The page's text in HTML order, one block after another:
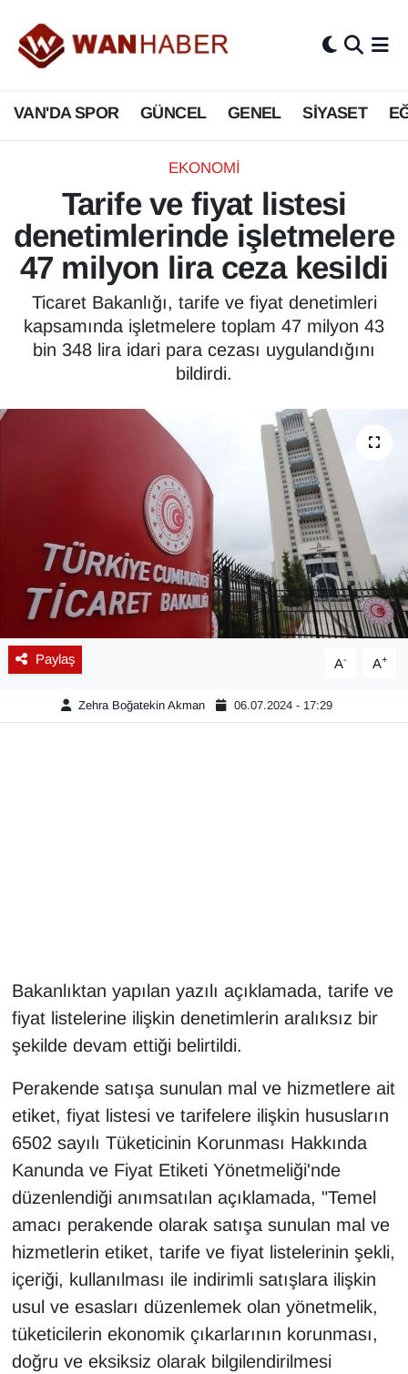
VAN'DA SPOR GÜNCEL GENEL SİYASET
EKONOMİ
Tarife ve fiyat listesi
denetimlerinde işletmelere
47 milyon lira ceza kesildi
Ticaret Bakanlığı, tarife ve fiyat denetimleri
kapsamında işletmelere toplam 47 milyon 43
bin 348 lira idari para cezası uygulandığını
bildirdi.
Paylaş A- A+
Zehra Boğatekin Akman 06.07.2024 - 17:29
Bakanlıktan yapılan yazılı açıklamada, tarife ve
fiyat listelerine ilişkin denetimlerin aralıksız bir
şekilde devam ettiği belirtildi.
Perakende satışa sunulan mal ve hizmetlere ait
etiket, fiyat listesi ve tarifelere ilişkin hususların
6502 sayılı Tüketicinin Korunması Hakkında
Kanunda ve Fiyat Etiketi Yönetmeliği'nde
düzenlendiği anımsatılan açıklamada, "Temel
amacı perakende olarak satışa sunulan mal ve
hizmetlerin etiket, tarife ve fiyat listelerinin şekli,
içeriği, kullanılması ile indirimli satışlara ilişkin
usul ve esasları düzenlemek olan yönetmelik,
tüketicilerin ekonomik çıkarlarının korunması,
doğru ve eksiksiz olarak bilgilendirilmesi
3.SAYFA
ASAYİŞ
BİLİM VE TEKNOLOJİ
Biyografi
Bölge Haberleri
ÇEVRE
Deprem
EKONOMİ
Eleman
Emlak
En çok konuşulanlar
İngilizce
Kadın
Kamu Alımları
Kim Kimdir?
Kültür & Sanat
KURDÎ
MAGAZİN
MEDYA
ONE EKONOMİ
Van Nöbetçi Eczaneler
Van Hava Durumu
Van Namaz Vakitleri
Van Trafik Yoğunluk Haritası
Süper Lig Puan Durumu ve Fikstür
Tüm Manşetler
Son Dakika Haberleri